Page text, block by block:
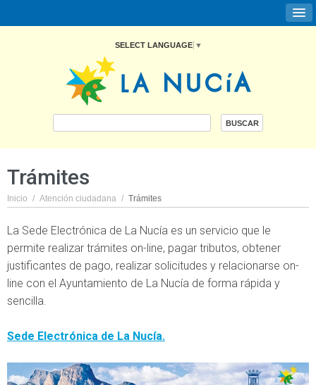
SELECT LANGUAGE ▼
Trámites
Inicio / Atención ciudadana / Trámites
La Sede Electrónica de La Nucía es un servicio que le
permite realizar trámites on-line, pagar tributos, obtener
justificantes de pago, realizar solicitudes y relacionarse on-
line con el Ayuntamiento de La Nucía de forma rápida y
sencilla.
Sede Electrónica de La Nucía.